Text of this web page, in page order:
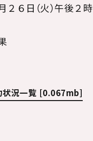
６日（火）午後２時
況一覧 [0.067mb]